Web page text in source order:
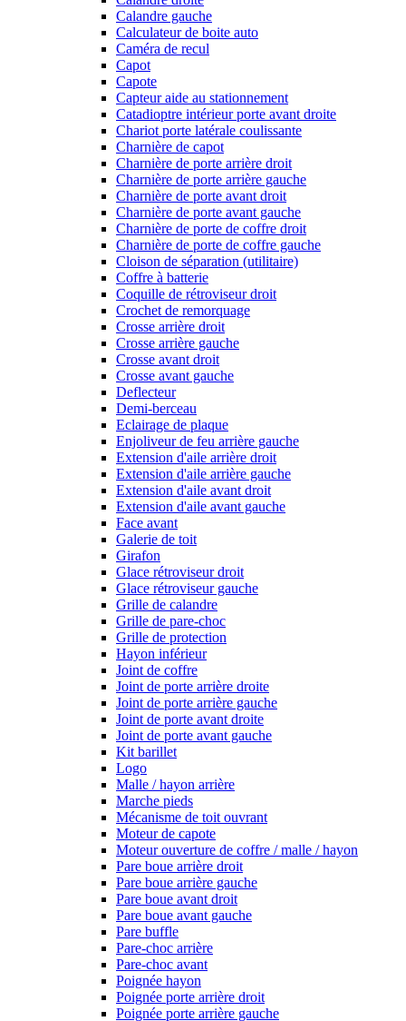
Calandre gauche
Calculateur de boite auto
Caméra de recul
Capot
Capote
Capteur aide au stationnement
Catadioptre intérieur porte avant droite
Chariot porte latérale coulissante
Charnière de capot
Charnière de porte arrière droit
Charnière de porte arrière gauche
Charnière de porte avant droit
Charnière de porte avant gauche
Charnière de porte de coffre droit
Charnière de porte de coffre gauche
Cloison de séparation (utilitaire)
Coffre à batterie
Coquille de rétroviseur droit
Crochet de remorquage
Crosse arrière droit
Crosse arrière gauche
Crosse avant droit
Crosse avant gauche
Deflecteur
Demi-berceau
Eclairage de plaque
Enjoliveur de feu arrière gauche
Extension d'aile arrière droit
Extension d'aile arrière gauche
Extension d'aile avant droit
Extension d'aile avant gauche
Face avant
Galerie de toit
Girafon
Glace rétroviseur droit
Glace rétroviseur gauche
Grille de calandre
Grille de pare-choc
Grille de protection
Hayon inférieur
Joint de coffre
Joint de porte arrière droite
Joint de porte arrière gauche
Joint de porte avant droite
Joint de porte avant gauche
Kit barillet
Logo
Malle / hayon arrière
Marche pieds
Mécanisme de toit ouvrant
Moteur de capote
Moteur ouverture de coffre / malle / hayon
Pare boue arrière droit
Pare boue arrière gauche
Pare boue avant droit
Pare boue avant gauche
Pare buffle
Pare-choc arrière
Pare-choc avant
Poignée hayon
Poignée porte arrière droit
Poignée porte arrière gauche